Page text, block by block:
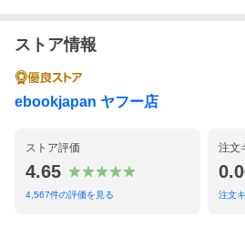
ストア情報
ebookjapan ヤフー店
ストア評価
4.65
4,567件の評価を見る
注文
注文